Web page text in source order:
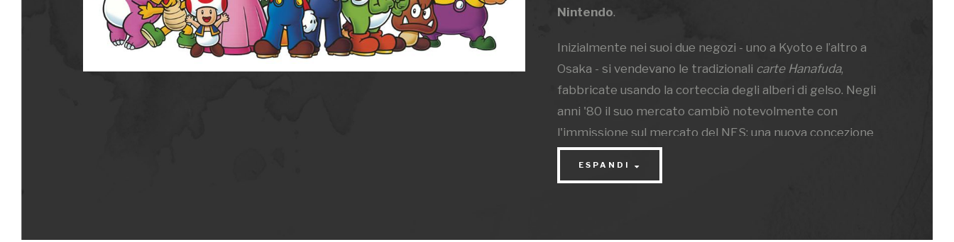
Nintendo.
Inizialmente nei suoi due negozi - uno a Kyoto e l’altro a
Osaka - si vendevano le tradizionali carte Hanafuda,
fabbricate usando la corteccia degli alberi di gelso. Negli
anni '80 il suo mercato cambiò notevolmente con
l'immissione sul mercato del NES: una nuova concezione
dei videogiochi.
ESPANDI